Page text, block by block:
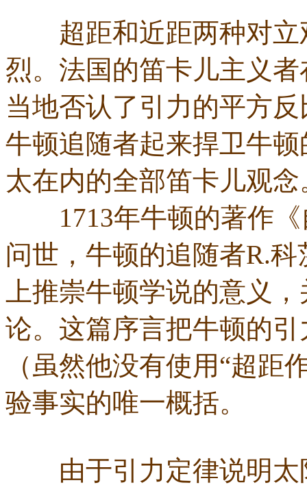
超距和近距两种对立
烈。法国的笛卡儿主义
当地否认了引力的平方
牛顿追随者起来捍卫牛
太在内的全部笛卡儿观念
1713年牛顿的著作《
问世，牛顿的追随者R.
上推崇牛顿学说的意义
论。这篇序言把牛顿的
（虽然他没有使用“超距
验事实的唯一概括。
由于引力定律说明太